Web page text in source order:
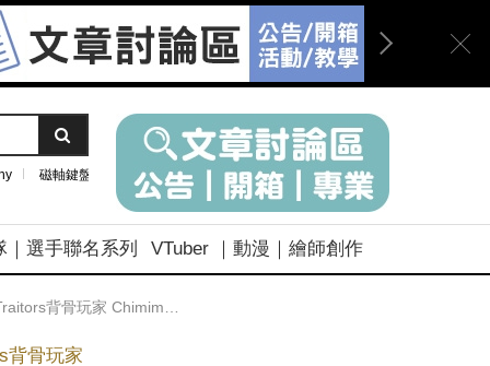
磁軸鍵盤
｜選手聯名系列 VTuber ｜動漫｜繪師創作
背骨玩家 Chimimōryō魑魅魍魎PBT熱昇華鍵帽組
背骨玩家